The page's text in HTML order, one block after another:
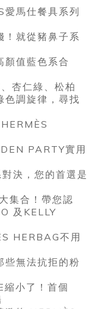
愛馬仕餐具系列
！就從豬鼻子系
顏值藍色系合
杏仁綠、松柏
色調旋律，尋找
PARTY實用
決，您的首選是
集合！帶您認
及KELLY
HERBAG不用
些無法抗拒的粉
小了！首個